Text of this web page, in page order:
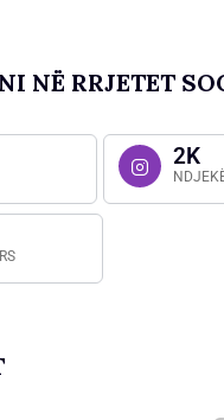
NË RRJETET
2K